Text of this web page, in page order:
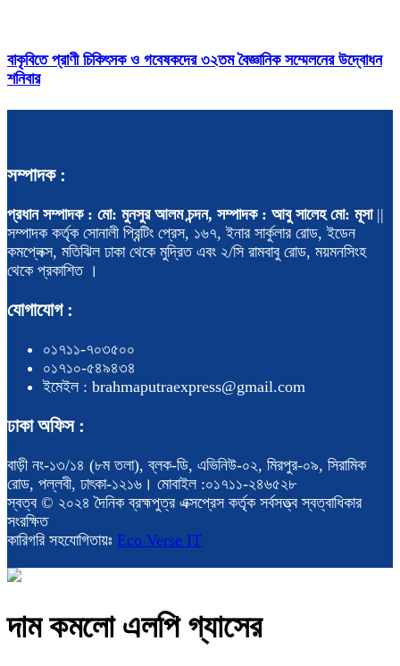
বাকৃবিতে প্রাণী চিকিৎসক ও গবেষকদের ৩২তম বৈজ্ঞানিক সম্মেলনের উদ্বোধন
শনিবার
সম্পাদক :
প্রধান সম্পাদক : মো: মুনসুর আলম চন্দন, সম্পাদক : আবু সালেহ মো: মূসা||
সম্পাদক কর্তৃক সোনালী প্রিন্টিং প্রেস, ১৬৭, ইনার সার্কুলার রোড, ইডেন
কমপ্লেক্স, মতিঝিল ঢাকা থেকে মুদ্রিত এবং ২/সি রামবাবু রোড, ময়মনসিংহ
থেকে প্রকাশিত ।
যোগাযোগ :
০১৭১১-৭০৩৫০০
০১৭১০-৫৪৯৪৩৪
ইমেইল : brahmaputraexpress@gmail.com
ঢাকা অফিস :
বাড়ী নং-১৩/১৪ (৮ম তলা), ব্লক-ডি, এভিনিউ-০২, মিরপুর-০৯, সিরামিক
রোড, পল্লবী, ঢাৎকা-১২১৬। মোবাইল :০১৭১১-২৪৬৫২৮
স্বত্ব © ২০২৪ দৈনিক ব্রহ্মপুত্র এক্সপ্রেস কর্তৃক সর্বসত্ত্ব স্বত্বাধিকার
সংরক্ষিত
কারিগরি সহযোগিতায়ঃ Eco Verse IT
দাম কমলো এলপি গ্যাসের